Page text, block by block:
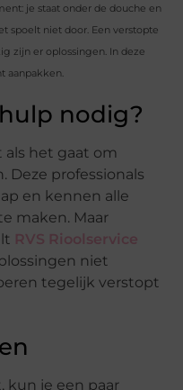
je staat onder de douche en
spoelt niet door. Een verstopte
zijn er oplossingen. In deze
aanpakken.
nodig?
als het gaat om
Deze professionals
en kennen alle
maken. Maar
RVS Rioolservice
niet
tegelijk verstopt
kun je een paar